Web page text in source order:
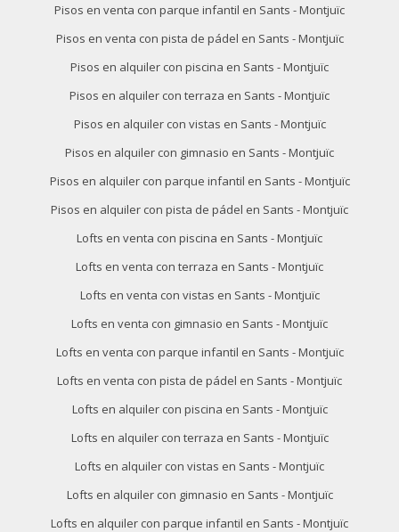
Pisos en venta con parque infantil en Sants - Montjuïc
Pisos en venta con pista de pádel en Sants - Montjuïc
Pisos en alquiler con piscina en Sants - Montjuïc
Pisos en alquiler con terraza en Sants - Montjuïc
Pisos en alquiler con vistas en Sants - Montjuïc
Pisos en alquiler con gimnasio en Sants - Montjuïc
Pisos en alquiler con parque infantil en Sants - Montjuïc
Pisos en alquiler con pista de pádel en Sants - Montjuïc
Lofts en venta con piscina en Sants - Montjuïc
Lofts en venta con terraza en Sants - Montjuïc
Lofts en venta con vistas en Sants - Montjuïc
Lofts en venta con gimnasio en Sants - Montjuïc
Lofts en venta con parque infantil en Sants - Montjuïc
Lofts en venta con pista de pádel en Sants - Montjuïc
Lofts en alquiler con piscina en Sants - Montjuïc
Lofts en alquiler con terraza en Sants - Montjuïc
Lofts en alquiler con vistas en Sants - Montjuïc
Lofts en alquiler con gimnasio en Sants - Montjuïc
Lofts en alquiler con parque infantil en Sants - Montjuïc